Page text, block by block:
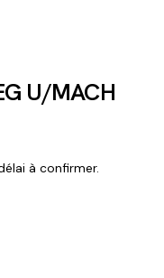
U/MACH
à confirmer.